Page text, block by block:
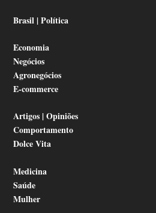
Brasil | Política
Economia
Negócios
Agronegócios
E-commerce
Artigos | Opiniões
Comportamento
Dolce Vita
Medicina
Saúde
Mulher